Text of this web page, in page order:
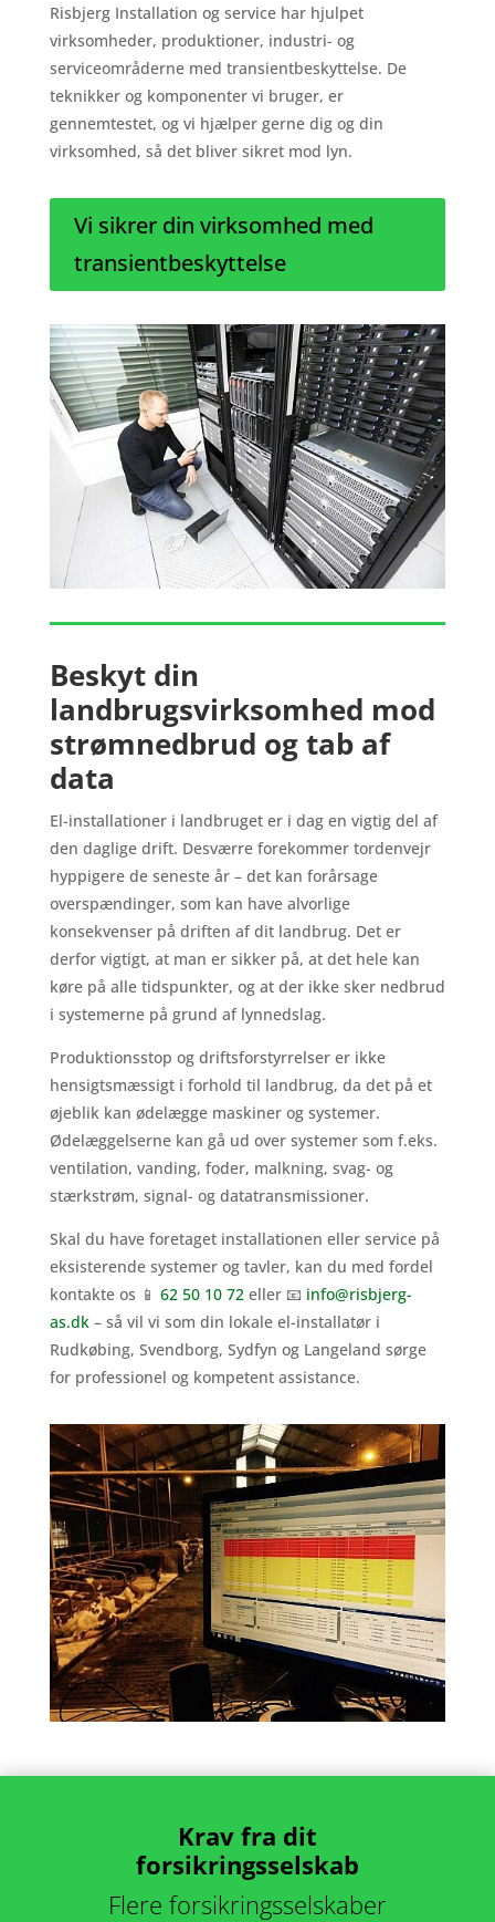
Risbjerg Installation og service har hjulpet
virksomheder, produktioner, industri- og
serviceområderne med transientbeskyttelse. De
teknikker og komponenter vi bruger, er
gennemtestet, og vi hjælper gerne dig og din
virksomhed, så det bliver sikret mod lyn.
Vi sikrer din virksomhed med
transientbeskyttelse
Beskyt din
landbrugsvirksomhed mod
strømnedbrud og tab af
data
El-installationer i landbruget er i dag en vigtig del af
den daglige drift. Desværre forekommer tordenvejr
hyppigere de seneste år – det kan forårsage
overspændinger, som kan have alvorlige
konsekvenser på driften af dit landbrug. Det er
derfor vigtigt, at man er sikker på, at det hele kan
køre på alle tidspunkter, og at der ikke sker nedbrud
i systemerne på grund af lynnedslag.
Produktionsstop og driftsforstyrrelser er ikke
hensigtsmæssigt i forhold til landbrug, da det på et
øjeblik kan ødelægge maskiner og systemer.
Ødelæggelserne kan gå ud over systemer som f.eks.
ventilation, vanding, foder, malkning, svag- og
stærkstrøm, signal- og datatransmissioner.
Skal du have foretaget installationen eller service på
eksisterende systemer og tavler, kan du med fordel
kontakte os 📱 62 50 10 72eller 📧 info@risbjerg-
as.dk– så vil vi som din lokale el-installatør i
Rudkøbing, Svendborg, Sydfyn og Langeland sørge
for professionel og kompetent assistance.
Krav fra dit
forsikringsselskab
Flere forsikringsselskaber